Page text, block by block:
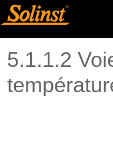
5.1.1.2